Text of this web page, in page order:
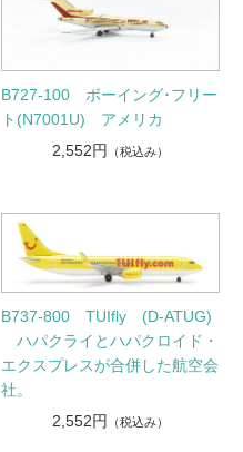
B727-100 ボーイング･フリー
ト(N7001U) アメリカ
2,552円
（税込み）
B737-800 TUIfly (D-ATUG)
ハパクライとハパクロイド・
エクスプレスが合併した航空会
社。
2,552円
（税込み）